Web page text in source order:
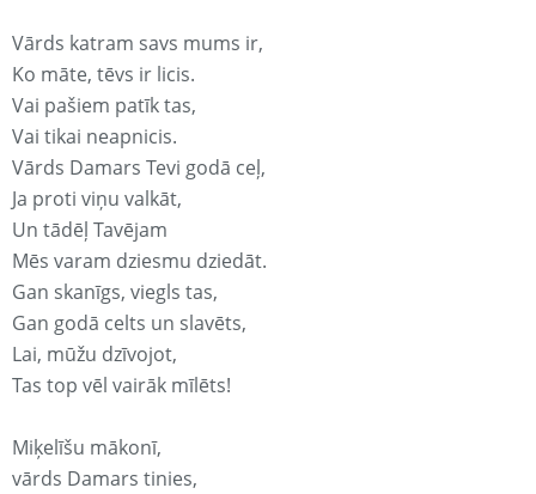
Vārds katram savs mums ir,
Ko māte, tēvs ir licis.
Vai pašiem patīk tas,
Vai tikai neapnicis.
Vārds Damars Tevi godā ceļ,
Ja proti viņu valkāt,
Un tādēļ Tavējam
Mēs varam dziesmu dziedāt.
Gan skanīgs, viegls tas,
Gan godā celts un slavēts,
Lai, mūžu dzīvojot,
Tas top vēl vairāk mīlēts!
Miķelīšu mākonī,
vārds Damars tinies,